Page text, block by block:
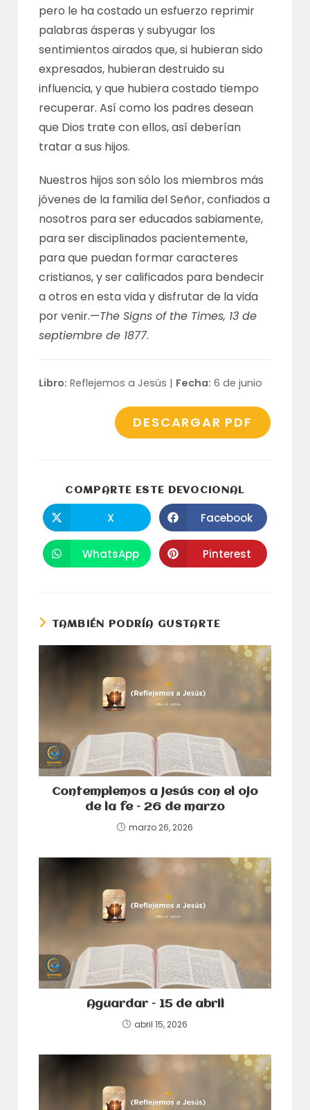
pero le ha costado un esfuerzo reprimir
palabras ásperas y subyugar los
sentimientos airados que, si hubieran sido
expresados, hubieran destruido su
influencia, y que hubiera costado tiempo
recuperar. Así como los padres desean
que Dios trate con ellos, así deberían
tratar a sus hijos.
Nuestros hijos son sólo los miembros más
jóvenes de la familia del Señor, confiados a
nosotros para ser educados sabiamente,
para ser disciplinados pacientemente,
para que puedan formar caracteres
cristianos, y ser calificados para bendecir
a otros en esta vida y disfrutar de la vida
por venir.—The Signs of the Times, 13 de
septiembre de 1877.
Libro: Reflejemos a Jesús | Fecha: 6 de junio
DESCARGAR PDF
COMPARTE ESTE DEVOCIONAL
abre
en
una
nueva
ventana
X Se
abre
en
una
nueva
ventana
Facebook
Se
abre
WhatsApp Se
abre
Pinterest
TAMBIÉN PODRÍA GUSTARTE
Contemplemos a Jesús con el ojo
de la fe – 26 de marzo
marzo 26, 2026
Aguardar – 15 de abril
abril 15, 2026